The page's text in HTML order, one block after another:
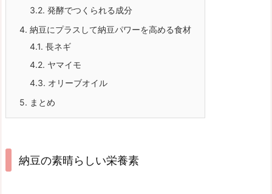
3.2. 発酵でつくられる成分
4. 納豆にプラスして納豆パワーを高める食材
4.1. 長ネギ
4.2. ヤマイモ
4.3. オリーブオイル
5. まとめ
納豆の素晴らしい栄養素